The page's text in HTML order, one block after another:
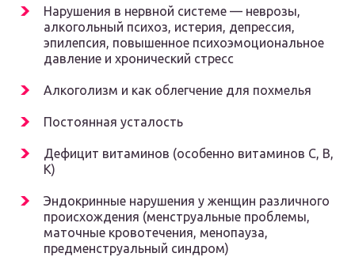
Нарушения в нервной системе — неврозы,
алкогольный психоз, истерия, депрессия,
эпилепсия, повышенное психоэмоциональное
давление и хронический стресс
Алкоголизм и как облегчение для похмелья
Постоянная усталость
Дефицит витаминов (особенно витаминов С, В,
К)
Эндокринные нарушения у женщин различного
происхождения (менструальные проблемы,
маточные кровотечения, менопауза,
предменструальный синдром)